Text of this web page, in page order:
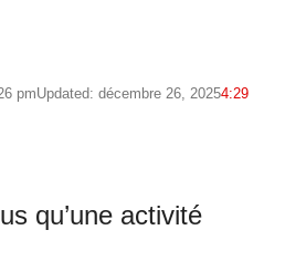
pmUpdated: décembre 26, 20254:29
qu’une activité